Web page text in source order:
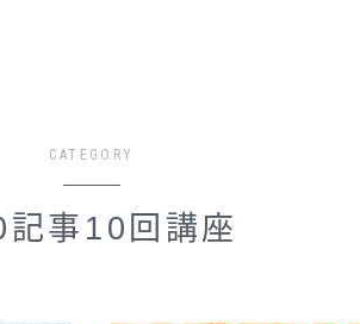
CATEGORY
記事10回講座